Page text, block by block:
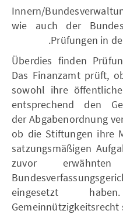
Innern/
wie auch der
Prüfungen in
Überdies finden
Das Finanzamt prüft,
sowohl ihre
entsprechend den
der Abgabenordnung
ob die Stiftungen ihre
satzungsmäßigen
zuvor
eingesetzt